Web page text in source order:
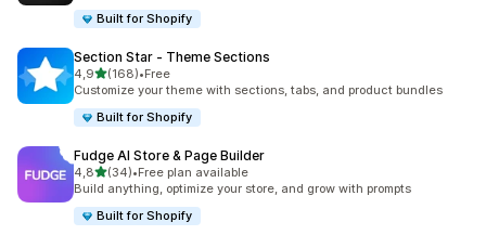
Built for Shopify
Section Star ‑ Theme Sections
4,9av 5 stjerner
(168)
Totalt 168 omtaler
•Free
Customize your theme with sections, tabs, and product bundles
Built for Shopify
Fudge AI Store & Page Builder
4,8av 5 stjerner
(34)
Totalt 34 omtaler
•Free plan available
Build anything, optimize your store, and grow with prompts
Built for Shopify